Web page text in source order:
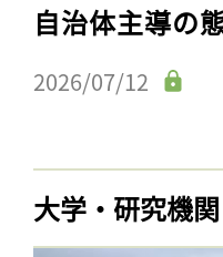
自治体主導の
2026/07/12
大学・研究機関